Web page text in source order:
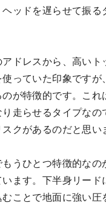
ッドを遅らせて振
ドレスから、高い
っていた印象です
が特徴的です。こ
走らせるタイプな
クがあるのだと思い
うひとつ特徴的な
います。下半身リー
ことで地面に強い圧